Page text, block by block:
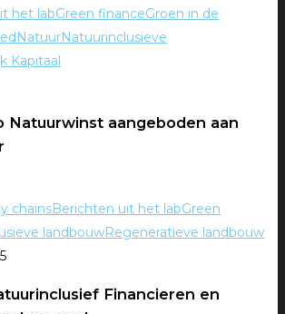
het labGreen financeGroen in de
NatuurNatuurinclusieve
Kapitaal
Natuurwinst aangeboden aan
chainsBerichten uit het labGreen
landbouwRegeneratieve landbouw
Financieren en